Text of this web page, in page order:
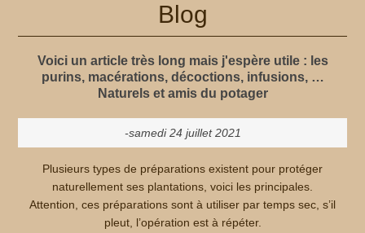
Blog
Voici un article très long mais j'espère utile : les
purins, macérations, décoctions, infusions, …
Naturels et amis du potager
-samedi 24 juillet 2021
Plusieurs types de préparations existent pour protéger
naturellement ses plantations, voici les principales.
Attention, ces préparations sont à utiliser par temps sec, s’il
pleut, l’opération est à répéter.